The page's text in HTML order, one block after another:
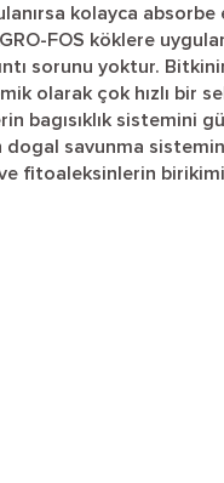
kolayca
FOS köklere
sorunu yoktur.
olarak çok hızlı bir
bagısıklık sistemini
savunma
fitoaleksinlerin